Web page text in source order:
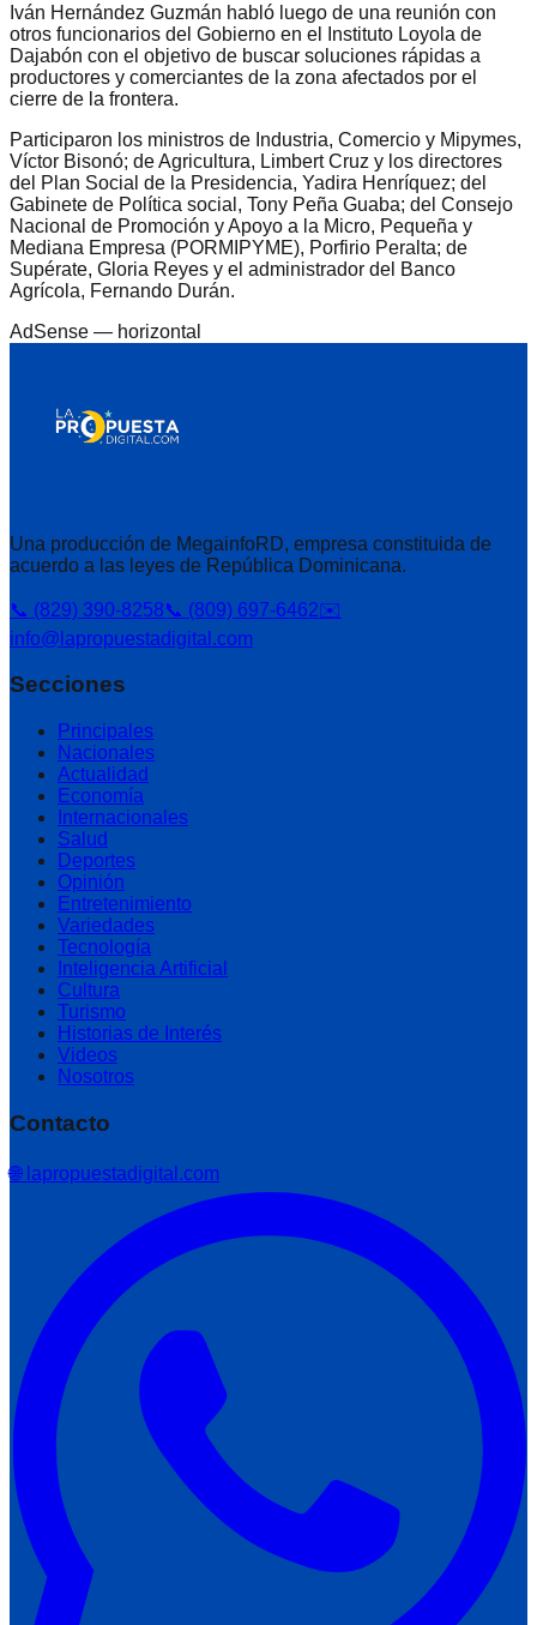
Iván Hernández Guzmán habló luego de una reunión con
otros funcionarios del Gobierno en el Instituto Loyola de
Dajabón con el objetivo de buscar soluciones rápidas a
productores y comerciantes de la zona afectados por el
cierre de la frontera.
Participaron los ministros de Industria, Comercio y Mipymes,
Víctor Bisonó; de Agricultura, Limbert Cruz y los directores
del Plan Social de la Presidencia, Yadira Henríquez; del
Gabinete de Política social, Tony Peña Guaba; del Consejo
Nacional de Promoción y Apoyo a la Micro, Pequeña y
Mediana Empresa (PORMIPYME), Porfirio Peralta; de
Supérate, Gloria Reyes y el administrador del Banco
Agrícola, Fernando Durán.
AdSense — horizontal
Una producción de MegainfoRD, empresa constituida de
acuerdo a las leyes de República Dominicana.
📞 (829) 390-8258📞 (809) 697-6462✉️
info@lapropuestadigital.com
Secciones
Principales
Nacionales
Actualidad
Economía
Internacionales
Salud
Deportes
Opinión
Entretenimiento
Variedades
Tecnología
Inteligencia Artificial
Cultura
Turismo
Historias de Interés
Videos
Nosotros
Contacto
🌐 lapropuestadigital.com